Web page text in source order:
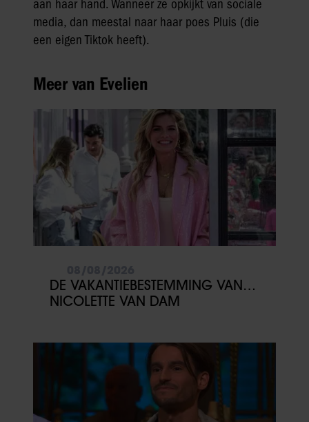
aan haar hand. Wanneer ze opkijkt van sociale
media, dan meestal naar haar poes Pluis (die
een eigen Tiktok heeft).
Meer van Evelien
DE VAKANTIEBESTEMMING VAN…
NICOLETTE VAN DAM